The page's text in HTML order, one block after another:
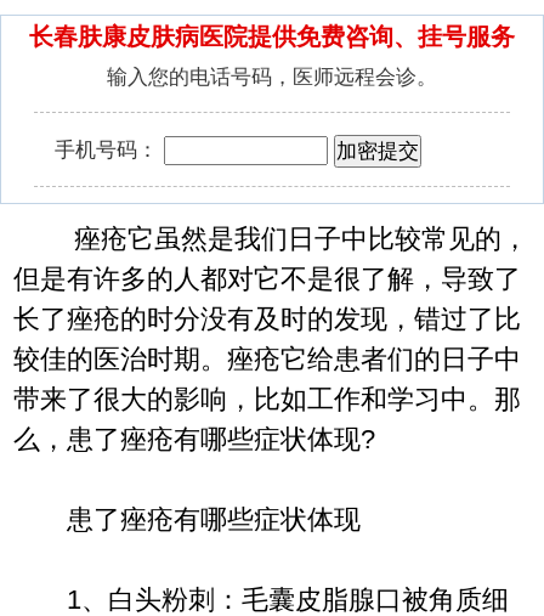
长春肤康皮肤病医院提供免费咨询、挂号服务
输入您的电话号码，医师远程会诊。
手机号码：
痤疮它虽然是我们日子中比较常见的，
但是有许多的人都对它不是很了解，导致了
长了痤疮的时分没有及时的发现，错过了比
较佳的医治时期。痤疮它给患者们的日子中
带来了很大的影响，比如工作和学习中。那
么，患了痤疮有哪些症状体现?
患了痤疮有哪些症状体现​
1、白头粉刺：毛囊皮脂腺口被角质细